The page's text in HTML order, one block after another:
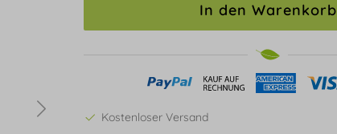
In den Warenkorb
Kostenloser Versand